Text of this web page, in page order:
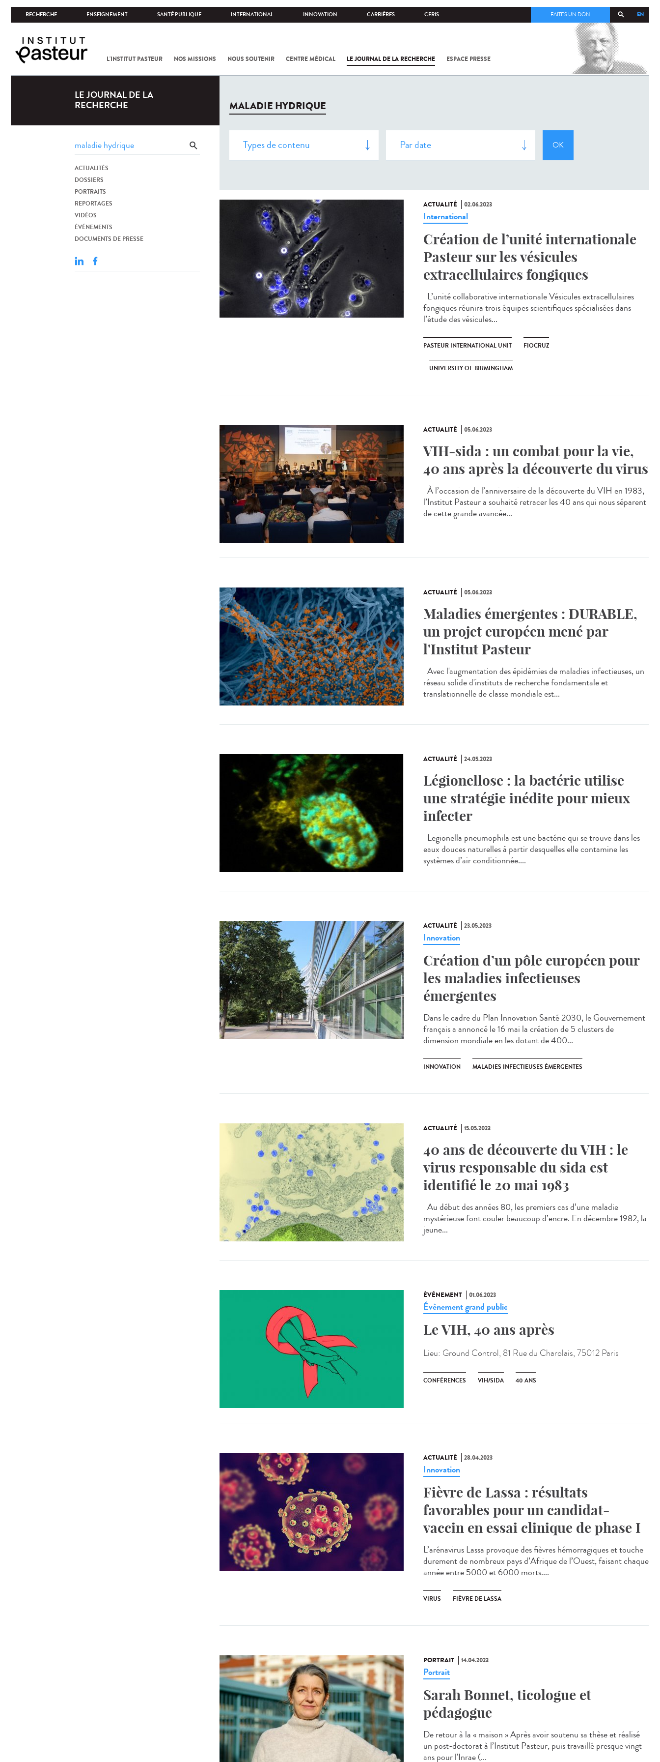
RECHERCHE ENSEIGNEMENT SANTÉ PUBLIQUE INTERNATIONAL INNOVATION CARRIÈRES CERIS EN
FAITES UN DON
L'INSTITUT PASTEUR NOS MISSIONS NOUS SOUTENIR CENTRE MÉDICAL LE JOURNAL DE LA RECHERCHE ESPACE PRESSE
COV-2 /
LE JOURNAL DE LA
RECHERCHE
ACTUALITÉS
DOSSIERS
PORTRAITS
REPORTAGES
VIDÉOS
ÉVÉNEMENTS
DOCUMENTS DE PRESSE
MALADIE HYDRIQUE
ACTUALITÉ 02.06.2023
International
Création de l’unité internationale
Pasteur sur les vésicules
extracellulaires fongiques
L’unité collaborative internationale Vésicules extracellulaires
fongiques réunira trois équipes scientifiques spécialisées dans
l’étude des vésicules...
PASTEUR INTERNATIONAL UNIT FIOCRUZ
UNIVERSITY OF BIRMINGHAM
ACTUALITÉ 05.06.2023
VIH-sida : un combat pour la vie,
40 ans après la découverte du virus
À l’occasion de l’anniversaire de la découverte du VIH en 1983,
l’Institut Pasteur a souhaité retracer les 40 ans qui nous séparent
de cette grande avancée...
ACTUALITÉ 05.06.2023
Maladies émergentes : DURABLE,
un projet européen mené par
l'Institut Pasteur
Avec l'augmentation des épidémies de maladies infectieuses, un
réseau solide d'instituts de recherche fondamentale et
translationnelle de classe mondiale est...
ACTUALITÉ 24.05.2023
Légionellose : la bactérie utilise
une stratégie inédite pour mieux
infecter
Legionella pneumophila est une bactérie qui se trouve dans les
eaux douces naturelles à partir desquelles elle contamine les
systèmes d’air conditionnée....
ACTUALITÉ 23.05.2023
Innovation
Création d’un pôle européen pour
les maladies infectieuses
émergentes
Dans le cadre du Plan Innovation Santé 2030, le Gouvernement
français a annoncé le 16 mai la création de 5 clusters de
dimension mondiale en les dotant de 400...
INNOVATION MALADIES INFECTIEUSES ÉMERGENTES
ACTUALITÉ 15.05.2023
40 ans de découverte du VIH : le
virus responsable du sida est
identifié le 20 mai 1983
Au début des années 80, les premiers cas d’une maladie
mystérieuse font couler beaucoup d’encre. En décembre 1982, la
jeune...
ÉVÉNEMENT 01.06.2023
Évènement grand public
Le VIH, 40 ans après
Lieu: Ground Control, 81 Rue du Charolais, 75012 Paris
CONFÉRENCES VIH/SIDA 40 ANS
ACTUALITÉ 28.04.2023
Innovation
Fièvre de Lassa : résultats
favorables pour un candidat-
vaccin en essai clinique de phase I
L’arénavirus Lassa provoque des fièvres hémorragiques et touche
durement de nombreux pays d’Afrique de l’Ouest, faisant chaque
année entre 5000 et 6000 morts....
VIRUS FIÈVRE DE LASSA
PORTRAIT 14.04.2023
Portrait
Sarah Bonnet, ticologue et
pédagogue
De retour à la « maison » Après avoir soutenu sa thèse et réalisé
un post-doctorat à l’Institut Pasteur, puis travaillé presque vingt
ans pour l'Inrae (...